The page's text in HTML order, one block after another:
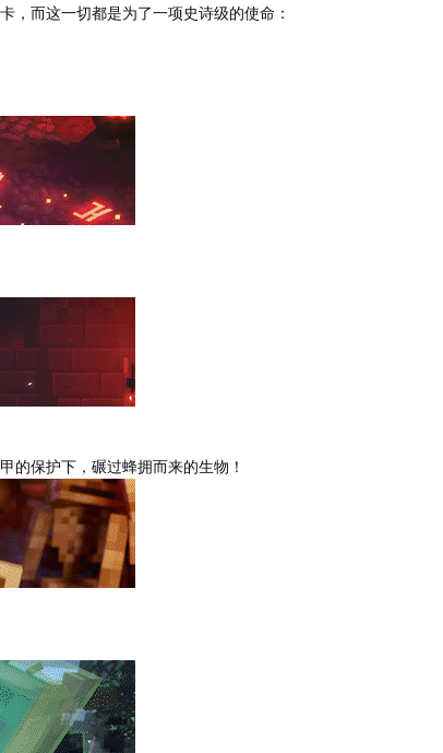
，而这一切都是为了一项史诗级的使命：
的保护下，碾过蜂拥而来的生物！